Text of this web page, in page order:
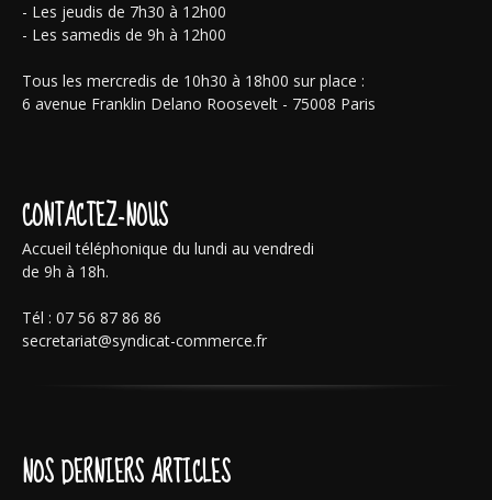
- Les jeudis de 7h30 à 12h00
- Les samedis de 9h à 12h00
Tous les mercredis de 10h30 à 18h00 sur place :
6 avenue Franklin Delano Roosevelt - 75008 Paris
CONTACTEZ-NOUS
Accueil téléphonique du lundi au vendredi
de 9h à 18h.
Tél : 07 56 87 86 86
secretariat@syndicat-commerce.fr
NOS DERNIERS ARTICLES